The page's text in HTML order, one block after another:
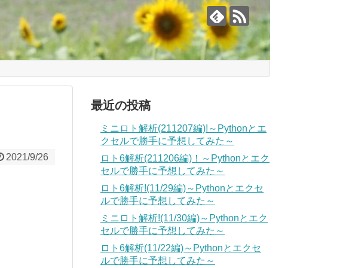
2021/9/26
最近の投稿
ミニロト解析(211207編)!～Pythonとエ
クセルで勝手に予想してみた～
ロト6解析(211206編)！～Pythonとエク
セルで勝手に予想してみた～
ロト6解析!(11/29編)～Pythonとエクセ
ルで勝手に予想してみた～
ミニロト解析!(11/30編)～Pythonとエク
セルで勝手に予想してみた～
ロト6解析(11/22編)～Pythonとエクセ
ルで勝手に予想してみた～